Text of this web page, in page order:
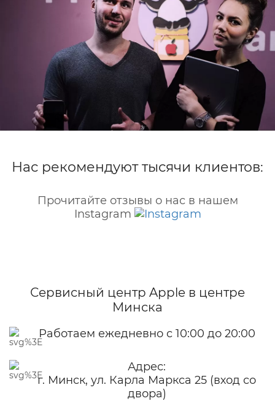
Нас рекомендуют тысячи клиентов:
Прочитайте отзывы о нас в нашем
Instagram
Сервисный центр Apple в центре
Минска
Работаем ежедневно с 10:00 до 20:00
Адрес:
г. Минск, ул. Карла Маркса 25 (вход со
двора)